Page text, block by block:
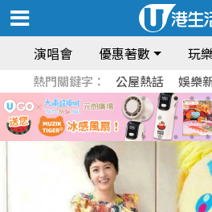
演唱會 優惠著數 玩
熱門關鍵字： 公屋熱話 娛樂